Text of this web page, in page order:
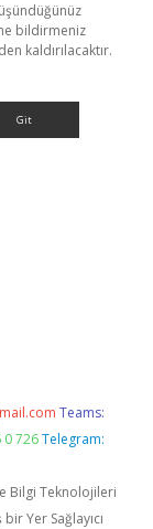
bildirmeniz
kaldırılacaktır.
Teams:
0 726 Telegram:
Bilgi Teknolojileri
Yer Sağlayıcı